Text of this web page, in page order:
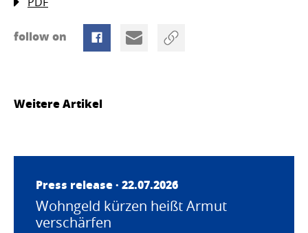
follow on
Weitere Artikel
Press release · 22.07.2026
Wohngeld kürzen heißt Armut
verschärfen